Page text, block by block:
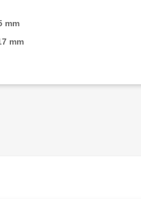
mm
mm